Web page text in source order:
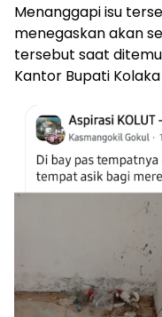
Menanggapi isu
menegaskan akan
tersebut saat
Kantor Bupati